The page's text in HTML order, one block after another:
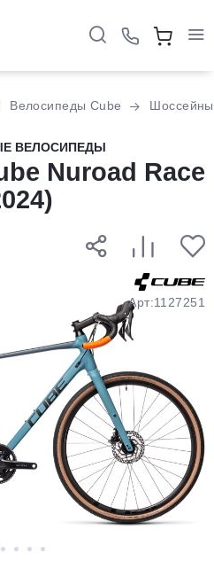
Велосипеды Cube
ВЕЛОСИПЕДЫ
Nuroad Race
Арт:1127251
только
банка